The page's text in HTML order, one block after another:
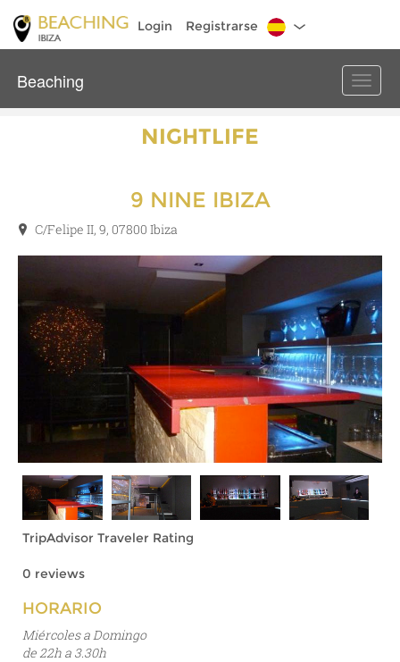
Login Registrarse
Toggle
Beaching
NIGHTLIFE
9 NINE IBIZA
C/Felipe II, 9, 07800 Ibiza
TripAdvisor Traveler Rating
0 reviews
HORARIO
Miércoles a Domingo
de 22h a 3.30h